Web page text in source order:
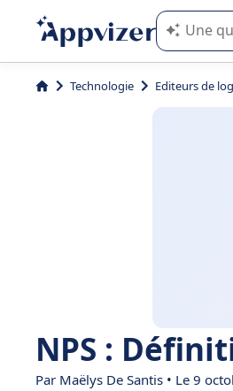
L'IA de
Technologie Editeurs de
NPS :
Par Maëlys De Santis • Le 9